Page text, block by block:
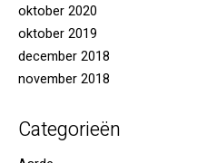
oktober 2020
oktober 2019
december 2018
november 2018
Categorieën